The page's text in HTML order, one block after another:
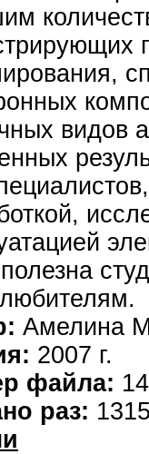
видов
Амелина
2007 г.
файла:
раз: